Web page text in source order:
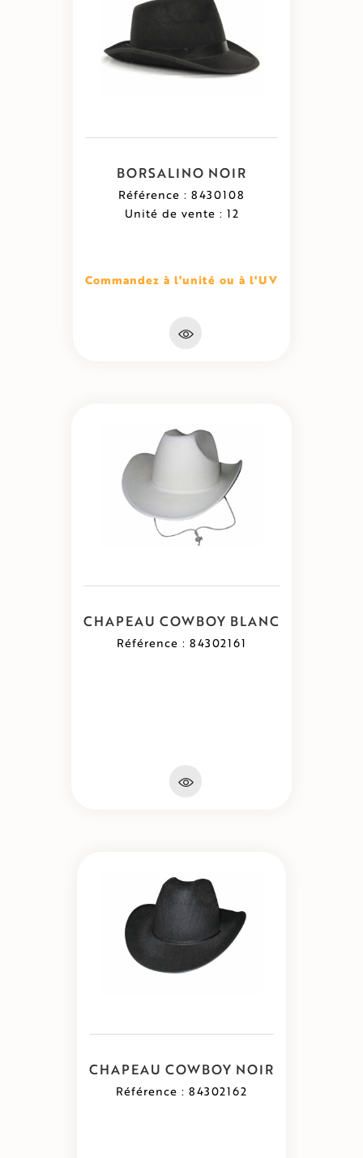
BORSALINO NOIR
Référence : 8430108
Unité de vente : 12
Commandez à l'unité ou à l'UV
CHAPEAU COWBOY BLANC
Référence : 84302161
CHAPEAU COWBOY NOIR
Référence : 84302162